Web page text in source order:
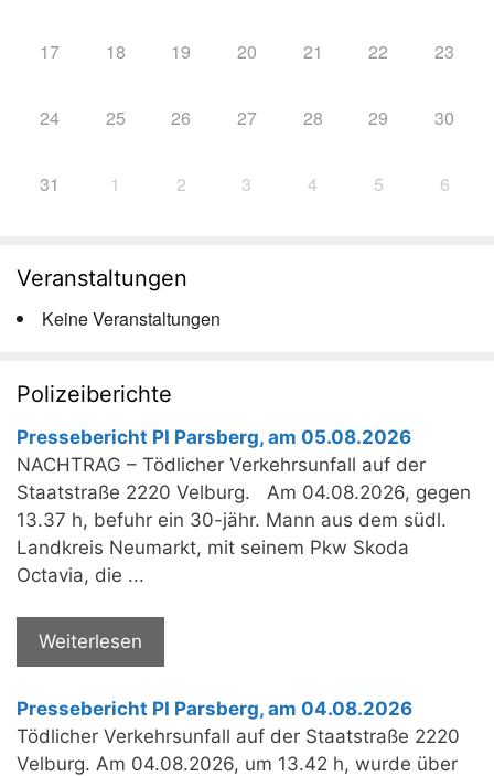
17 18 19 20 21 22 23
24 25 26 27 28 29 30
31 1 2 3 4 5 6
Veranstaltungen
Keine Veranstaltungen
Polizeiberichte
Pressebericht PI Parsberg, am 05.08.2026
NACHTRAG – Tödlicher Verkehrsunfall auf der
Staatstraße 2220 Velburg. Am 04.08.2026, gegen
13.37 h, befuhr ein 30-jähr. Mann aus dem südl.
Landkreis Neumarkt, mit seinem Pkw Skoda
Octavia, die ...
Weiterlesen
Pressebericht PI Parsberg, am 04.08.2026
Tödlicher Verkehrsunfall auf der Staatstraße 2220
Velburg. Am 04.08.2026, um 13.42 h, wurde über